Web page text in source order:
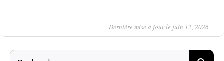
Dernière mise à jour le juin 12, 2026